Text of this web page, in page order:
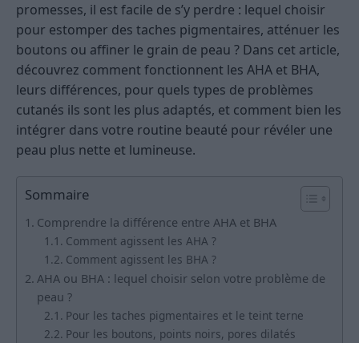
promesses, il est facile de s’y perdre : lequel choisir
pour estomper des taches pigmentaires, atténuer les
boutons ou affiner le grain de peau ? Dans cet article,
découvrez comment fonctionnent les AHA et BHA,
leurs différences, pour quels types de problèmes
cutanés ils sont les plus adaptés, et comment bien les
intégrer dans votre routine beauté pour révéler une
peau plus nette et lumineuse.
Sommaire
Comprendre la différence entre AHA et BHA
Comment agissent les AHA ?
Comment agissent les BHA ?
AHA ou BHA : lequel choisir selon votre problème de
peau ?
Pour les taches pigmentaires et le teint terne
Pour les boutons, points noirs, pores dilatés